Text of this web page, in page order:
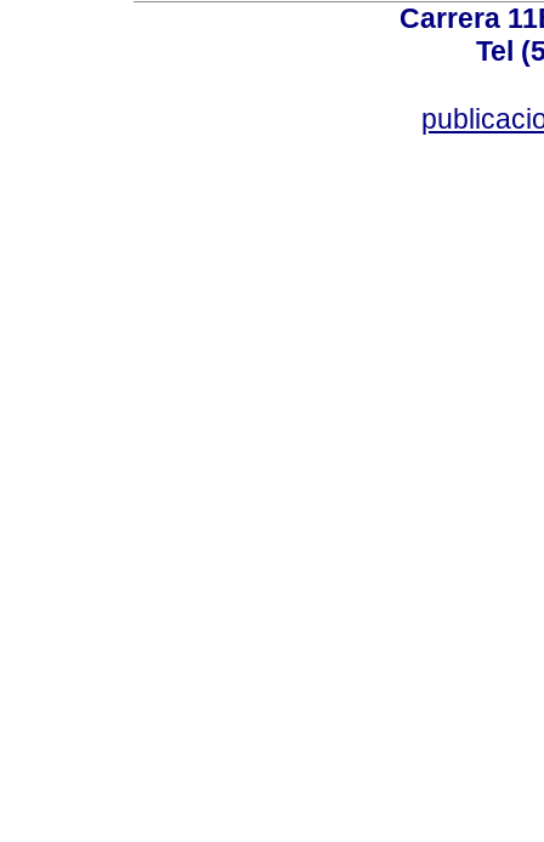
Carrera
Tel